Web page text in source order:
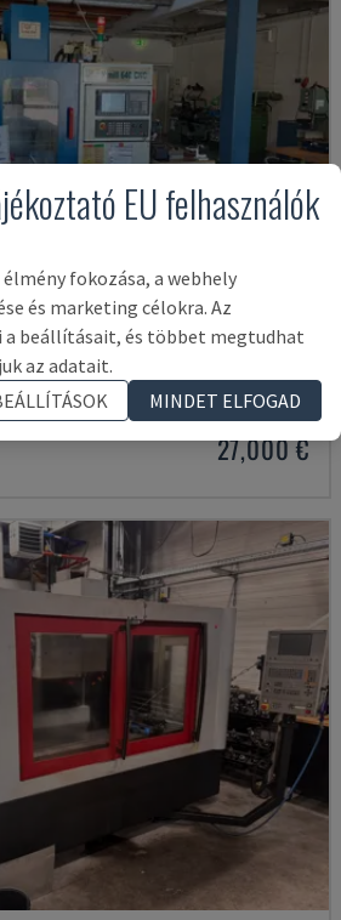
27,000 €
EU felhasználók
fokozása, a webhely
és marketing célokra. Az
beállításait, és többet megtudhat
az adatait.
MINDET ELFOGAD